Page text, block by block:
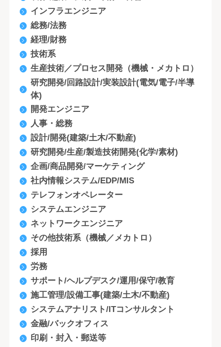
インフラエンジニア
総務/法務
経理/財務
技術系
生産技術／プロセス開発（機械・メカトロ）
研究開発/回路設計/実装設計(電気/電子/半導
体)
開発エンジニア
人事・総務
設計/開発(建築/土木/不動産)
研究開発/生産/製造技術開発(化学/素材)
企画/商品開発/マーケティング
社内情報システム/EDP/MIS
テレフォンオペレーター
システムエンジニア
ネットワークエンジニア
その他技術系（機械／メカトロ）
採用
労務
サポート/ヘルプデスク/運用/保守/教育
施工管理/設備工事(建築/土木/不動産)
システムアナリスト/ITコンサルタント
金融/バックオフィス
印刷・封入・郵送等